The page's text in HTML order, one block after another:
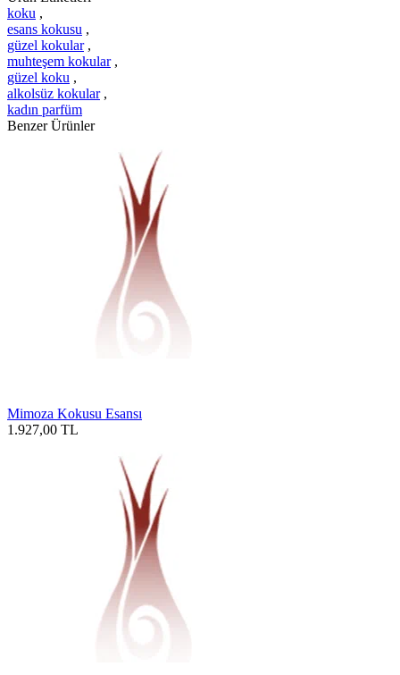
koku ,
esans kokusu ,
güzel kokular ,
muhteşem kokular ,
güzel koku ,
alkolsüz kokular ,
kadın parfüm
Benzer Ürünler
Mimoza Kokusu Esansı
1.927,00 TL